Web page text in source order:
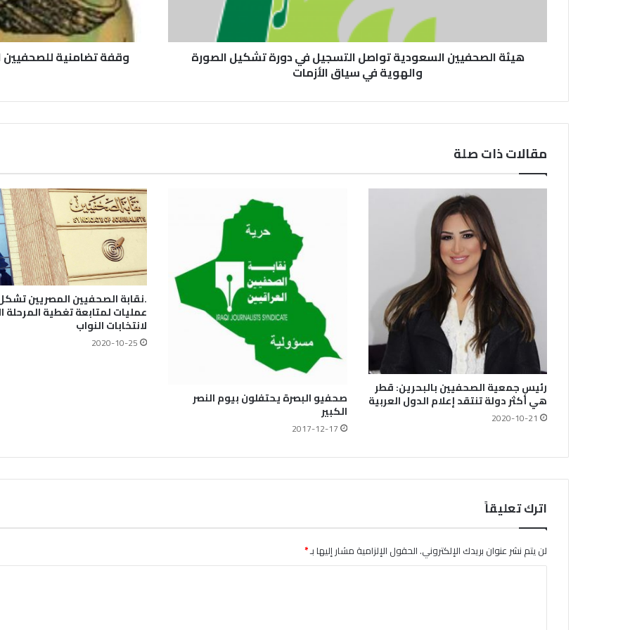
هيئة الصحفيين السعودية تواصل التسجيل في دورة تشكيل الصورة
والهوية في سياق الأزمات
وقفة تضامنية للصحفيين
مقالات ذات صلة
رئيس جمعية الصحفيين بالبحرين: قطر
هي أكثر دولة تنتقد إعلام الدول العربية
2020-10-21
صحفيو البصرة يحتفلون بيوم النصر
الكبير
2017-12-17
.نقابة الصحفيين المصريين
عمليات لمتابعة تغطية المرحلة
لانتخابات النواب
2020-10-25
اترك تعليقاً
لن يتم نشر عنوان بريدك الإلكتروني.الحقول الإلزامية مشار إليها بـ*